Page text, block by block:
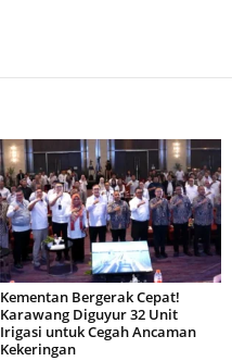
Kementan Bergerak Cepat!
Karawang Diguyur 32 Unit
Irigasi untuk Cegah Ancaman
Kekeringan